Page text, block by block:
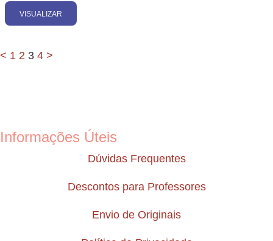
VISUALIZAR
< 1 2 3 4 >
Informações Úteis
Dúvidas Frequentes
Descontos para Professores
Envio de Originais